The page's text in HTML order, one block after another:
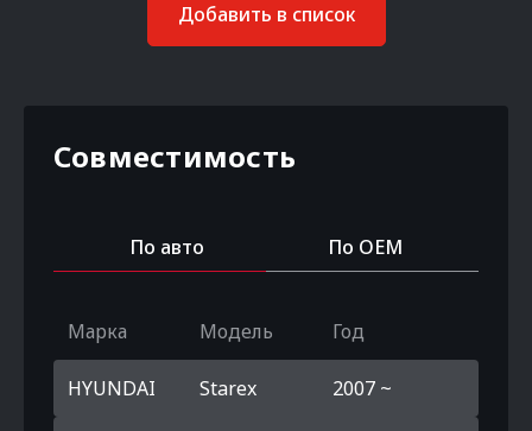
Добавить в список
Совместимость
По авто По OEM
Марка Модель Год
HYUNDAI Starex 2007 ~